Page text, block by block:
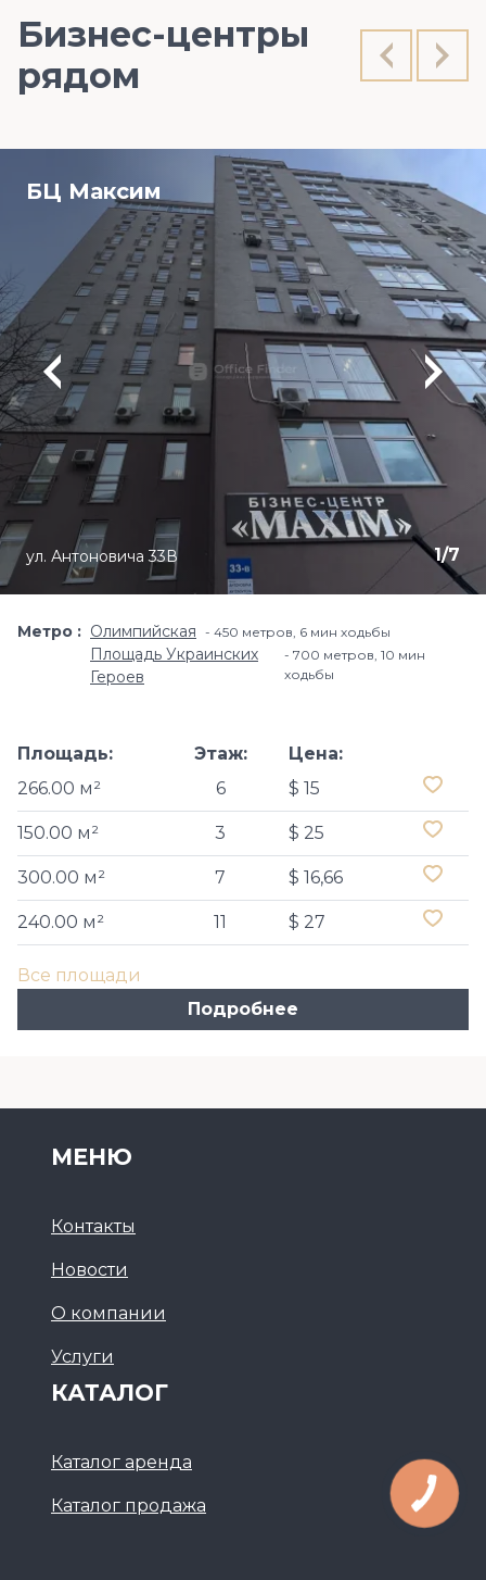
Бизнес-центры
рядом
БЦ Максим
1/7
ул. Антоновича 33В
Метро Олимпийская 450 метров, 6 мин ходьбы
Площадь Украинских
Героев
700 метров, 10 мин
ходьбы
Площадь:
266.00 м²
Этаж:
6
Цена:
$ 15
150.00 м² 3 $ 25
300.00 м² 7 $ 16,66
240.00 м² 11 $ 27
Все площади
Подробнее
МЕНЮ
Контакты
Новости
О компании
Услуги
КАТАЛОГ
Каталог аренда
Каталог продажа